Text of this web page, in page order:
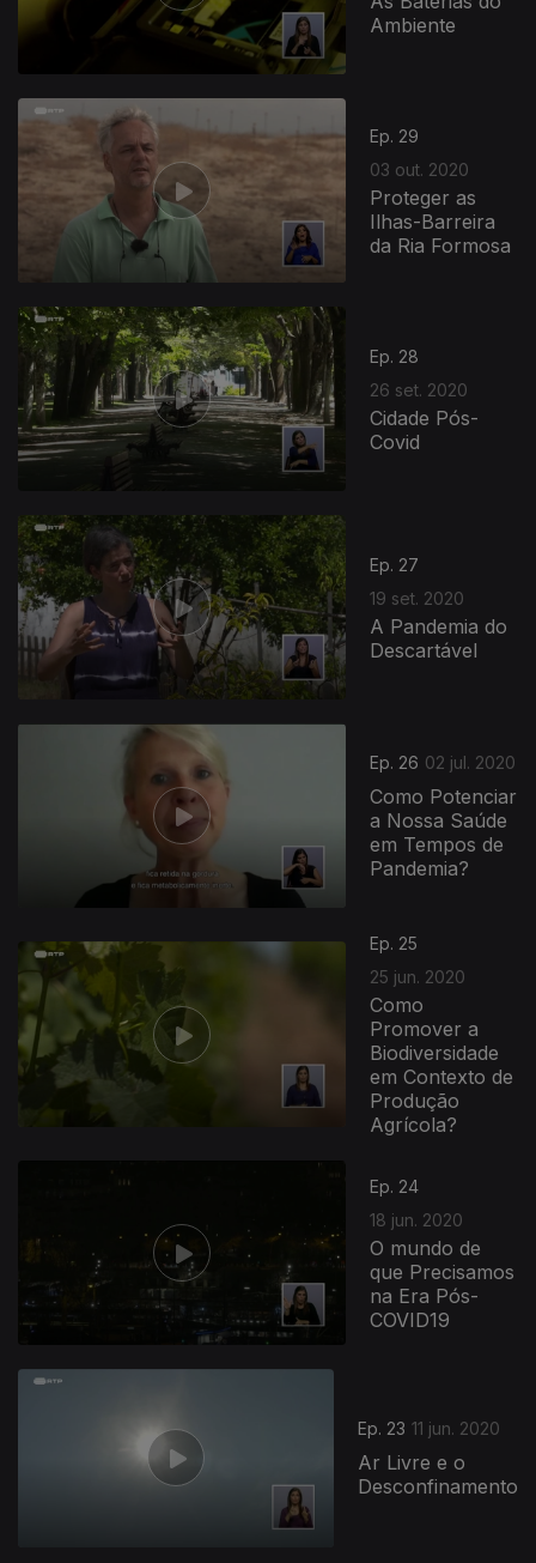
Ambiente
Ep. 29
03 out. 2020
Proteger as
Ilhas-Barreira
da Ria Formosa
Ep. 28
26 set. 2020
Cidade Pós-
Covid
Ep. 27
19 set. 2020
A Pandemia do
Descartável
Ep. 26 02 jul. 2020
Como Potenciar
a Nossa Saúde
em Tempos de
Pandemia?
Ep. 25
25 jun. 2020
Como
Promover a
Biodiversidade
em Contexto de
Produção
Agrícola?
Ep. 24
18 jun. 2020
O mundo de
que Precisamos
na Era Pós-
COVID19
Ep. 23 11 jun. 2020
Ar Livre e o
Desconfinamento